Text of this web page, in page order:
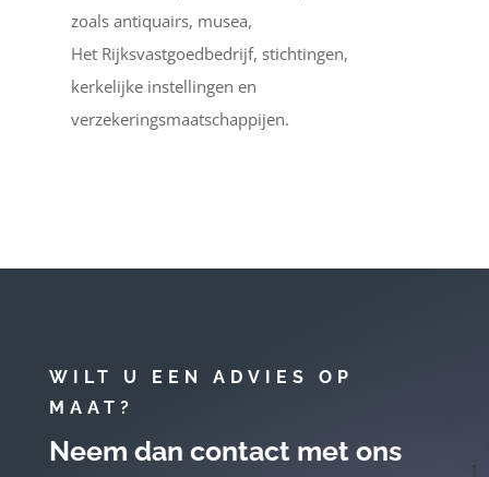
zoals antiquairs, musea,
Het Rijksvastgoedbedrijf, stichtingen,
kerkelijke instellingen en
verzekeringsmaatschappijen.
WILT U EEN ADVIES OP
MAAT?
Neem dan contact met ons